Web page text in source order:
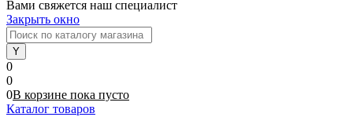
Вами свяжется наш специалист
Закрыть окно
0
0
0В корзине пока пусто
Каталог товаров